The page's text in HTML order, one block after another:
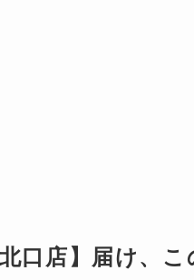
北口店】届け、